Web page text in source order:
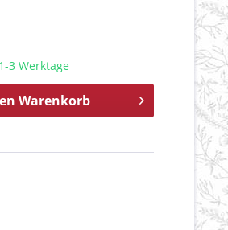
3 Werktage
Warenkorb